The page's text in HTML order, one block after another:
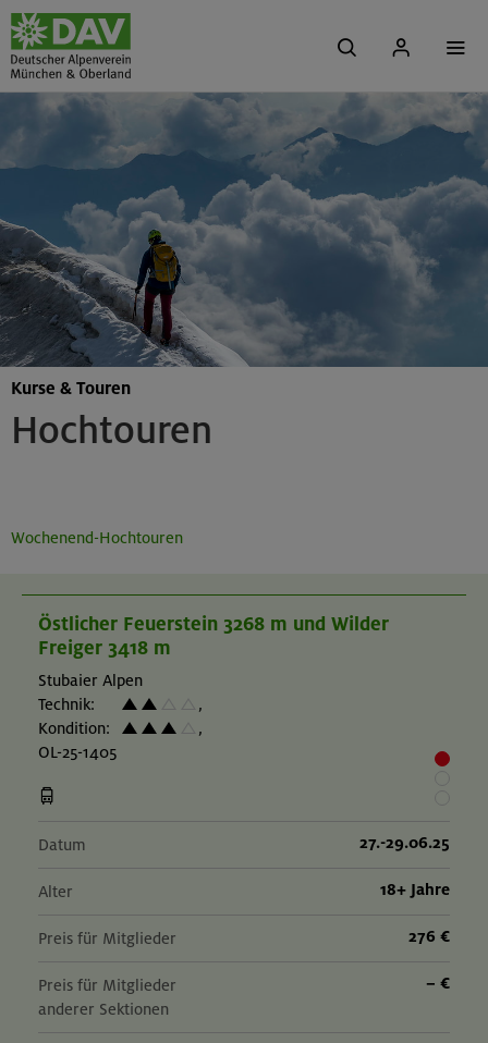
Hochtouren
Kurse & Touren
Wochenend-Hochtouren
Östlicher Feuerstein 3268 m und Wilder
Freiger 3418 m
Stubaier Alpen
Technik:
,
Kondition:
,
OL-25-1405
Datum 27.-29.06.25
Alter 18+ Jahre
Preis für Mitglieder 276 €
Preis für Mitglieder
anderer Sektionen
– €